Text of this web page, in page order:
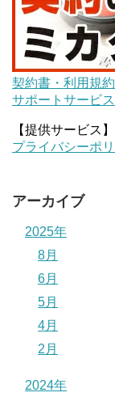
契約書・利用規
サポートサービ
【提供サービス】
プライバシーポ
アーカイブ
2025年
8月
6月
5月
4月
2月
2024年